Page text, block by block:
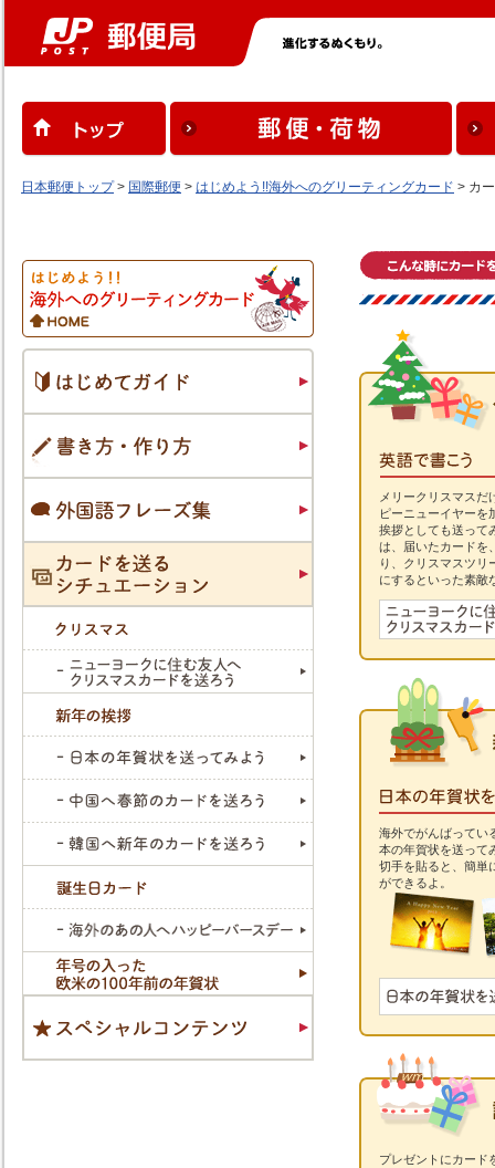
日本郵便トップ> 国際郵便 > はじめよう!!海外へのグリーティングカード > カ
メリークリスマスだ
ピーニューイヤーを
挨拶としても送って
は、届いたカードを
り、クリスマスツリ
にするといった素敵
海外でがんばってい
本の年賀状を送って
切手を貼ると、簡単
ができるよ。
プレゼントにカード